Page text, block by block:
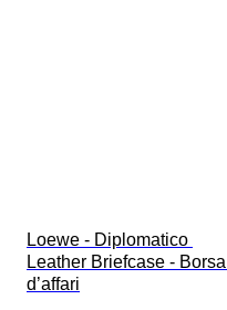
Loewe - Diplomatico
Leather Briefcase - Borsa
d’affari